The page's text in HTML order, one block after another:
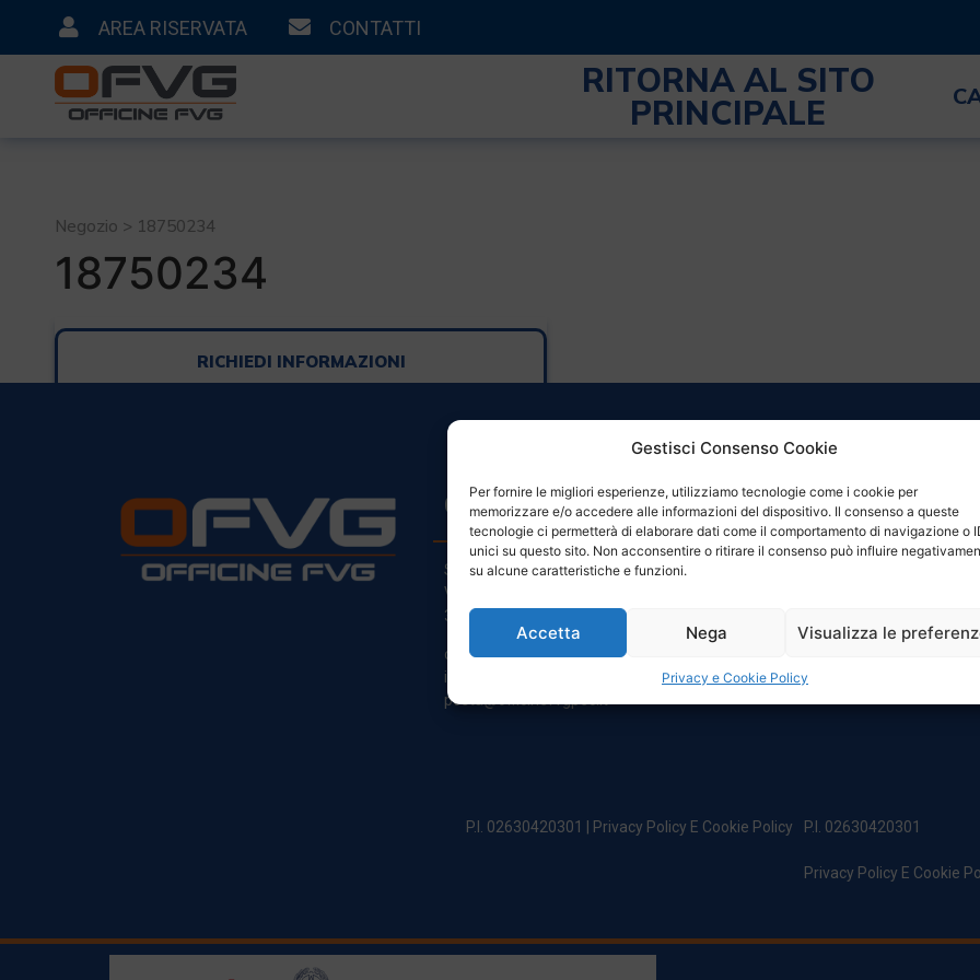
Gestisci Consenso Cookie
Per fornire le migliori esperienze, utilizziamo tecnologie come i cookie per
memorizzare e/o accedere alle informazioni del dispositivo. Il consenso a queste
tecnologie ci permetterà di elaborare dati come il comportamento di navigazione o
unici su questo sito. Non acconsentire o ritirare il consenso può influire
su alcune caratteristiche e funzioni.
Accetta Nega Visualizza le
Privacy e Cookie Policy
AREA RISERVATA CONTATTI
RITORNA AL SITO
PRINCIPALE
Negozio > 18750234
18750234
RICHIEDI INFORMAZIONI
CONTATTI
Sede Legale:
Via Principe Di Udine 144
33030 Campoformido (Ud)
clienti@officinefvg.it
info@officinefvg.it
posta@officinefvgpec.It
ORARI
Domenica: Chiuso
P.I. 02630420301 | Privacy Policy E Cookie Policy P.I. 02630420301
Privacy Policy E Cookie